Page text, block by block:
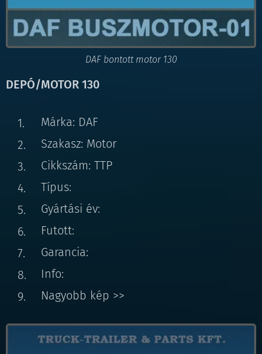
DAF bontott motor 130
DEPÓ/MOTOR 130
Márka: DAF
Szakasz: Motor
Cikkszám: TTP
Típus:
Gyártási év:
Futott:
Garancia:
Info:
Nagyobb kép >>